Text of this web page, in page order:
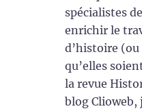
spécialistes
enrichir le
d’histoire
qu’elles
la revue
blog Clioweb,